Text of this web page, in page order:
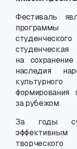
Фестиваль
на
наследия
формирования
за рубежом.
За годы